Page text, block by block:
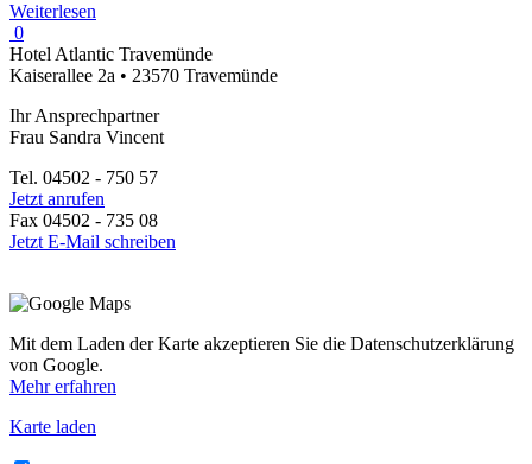
Weiterlesen
0
Hotel Atlantic Travemünde
Kaiserallee 2a • 23570 Travemünde
Ihr Ansprechpartner
Frau Sandra Vincent
Tel. 04502 - 750 57
Jetzt anrufen
Fax 04502 - 735 08
Jetzt E-Mail schreiben
Mit dem Laden der Karte akzeptieren Sie die Datenschutzerklärung
von Google.
Mehr erfahren
Karte laden